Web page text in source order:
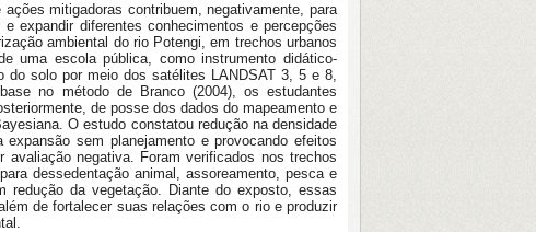
mitigadoras contribuem, negativamente, para
expandir diferentes conhecimentos e percepções
ambiental do rio Potengi, em trechos urbanos
uma escola pública, como instrumento didático-
do solo por meio dos satélites LANDSAT 3, 5 e 8,
no método de Branco (2004), os estudantes
de posse dos dados do mapeamento e
O estudo constatou redução na densidade
sem planejamento e provocando efeitos
negativa. Foram verificados nos trechos
dessedentação animal, assoreamento, pesca e
redução da vegetação. Diante do exposto, essas
de fortalecer suas relações com o rio e produzir